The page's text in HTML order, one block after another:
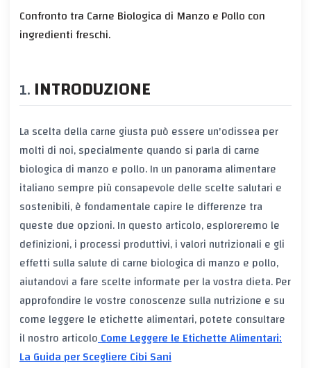
Confronto tra Carne Biologica di Manzo e Pollo con
ingredienti freschi.
INTRODUZIONE
La scelta della carne giusta può essere un'odissea per
molti di noi, specialmente quando si parla di carne
biologica di manzo e pollo. In un panorama alimentare
italiano sempre più consapevole delle scelte salutari e
sostenibili, è fondamentale capire le differenze tra
queste due opzioni. In questo articolo, esploreremo le
definizioni, i processi produttivi, i valori nutrizionali e gli
effetti sulla salute di carne biologica di manzo e pollo,
aiutandovi a fare scelte informate per la vostra dieta. Per
approfondire le vostre conoscenze sulla nutrizione e su
come leggere le etichette alimentari, potete consultare
il nostro articoloCome Leggere le Etichette Alimentari:
La Guida per Scegliere Cibi Sani